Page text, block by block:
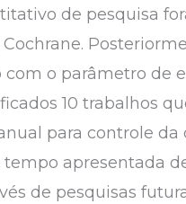
de pesquisa
o parâmetro de
10 trabalhos
para controle
apresentada
de pesquisas